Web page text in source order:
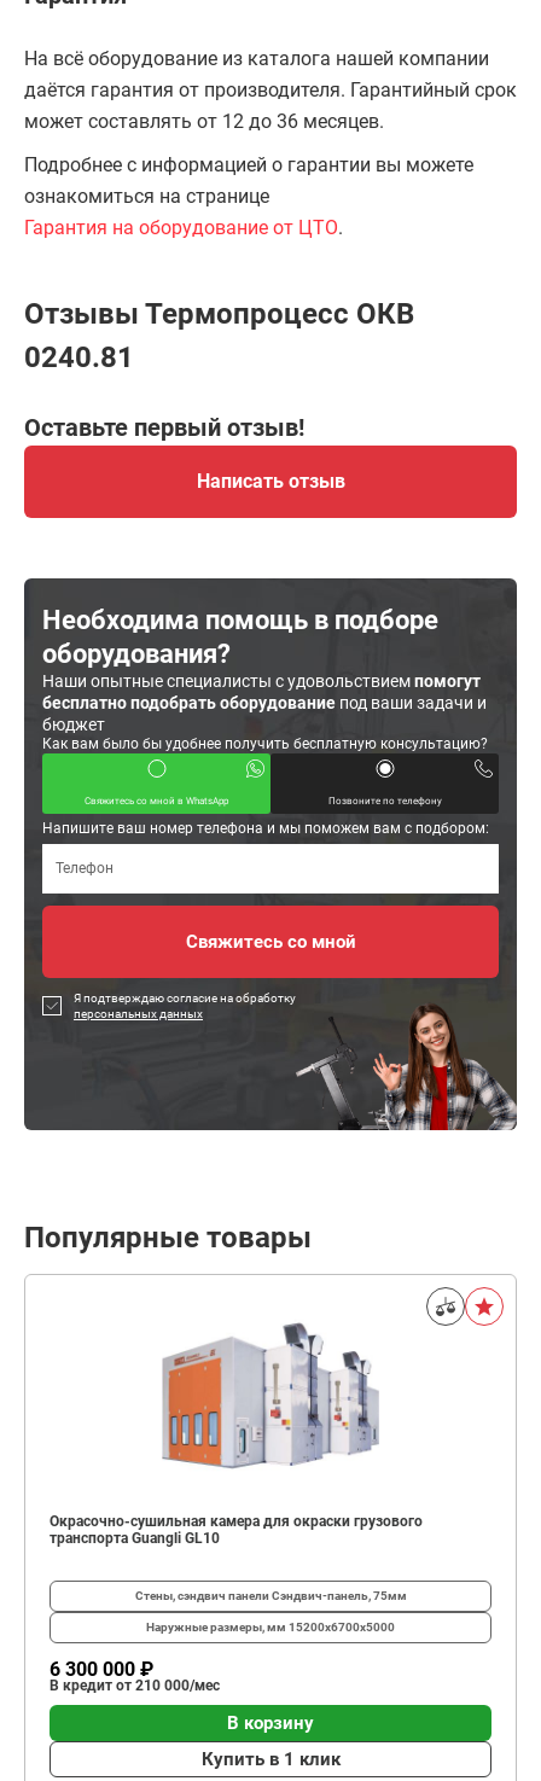
На всё оборудование из каталога нашей компании
даётся гарантия от производителя. Гарантийный срок
может составлять от 12 до 36 месяцев.
Подробнее с информацией о гарантии вы можете
ознакомиться на странице
Гарантия на оборудование от ЦТО.
Отзывы Термопроцесс ОКВ
0240.81
Оставьте первый отзыв!
Написать отзыв
Необходима помощь в подборе
оборудования?
Наши опытные специалисты с удовольствиемпомогут
бесплатно подобрать оборудование под ваши задачи и
бюджет
Как вам было бы удобнее получить бесплатную консультацию?
Свяжитесь со мной в WhatsApp Позвоните по телефону
Напишите ваш номер телефона и мы поможем вам с подбором:
Я подтверждаю согласие на обработку
персональных данных
Популярные товары
Окрасочно-сушильная камера для окраски грузового
транспорта Guangli GL10
Стены, сэндвич панели Сэндвич-панель, 75мм
Наружные размеры, мм 15200х6700х5000
6 300 000 ₽
В кредит от 210 000/мес
В корзину
Купить в 1 клик